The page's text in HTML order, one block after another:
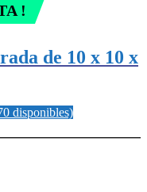
!
de 10 x 10 x
disponibles)